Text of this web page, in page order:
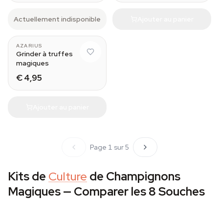
Actuellement indisponible
AZARIUS
Grinder à truffes
magiques
€ 4,95
Page 1 sur 5
Kits de Culture de Champignons
Magiques — Comparer les 8 Souches